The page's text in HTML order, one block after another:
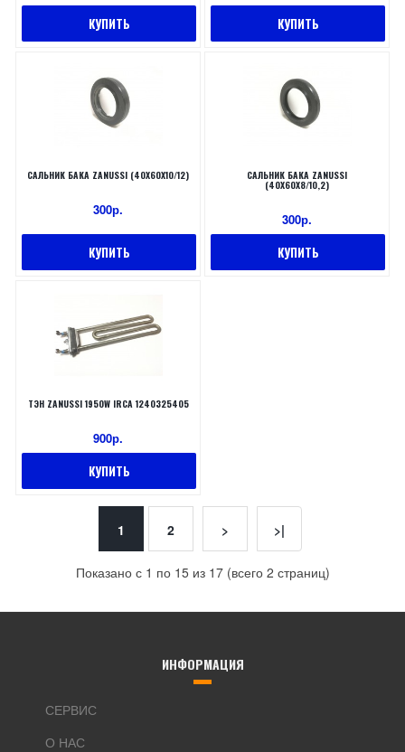
КУПИТЬ КУПИТЬ
САЛЬНИК БАКА ZANUSSI (40X60X10/12)
300р.
КУПИТЬ
САЛЬНИК БАКА ZANUSSI
(40X60X8/10,2)
300р.
КУПИТЬ
ТЭН ZANUSSI 1950W IRCA 1240325405
900р.
КУПИТЬ
1 2 > >|
Показано с 1 по 15 из 17 (всего 2 страниц)
ИНФОРМАЦИЯ
СЕРВИС
О НАС